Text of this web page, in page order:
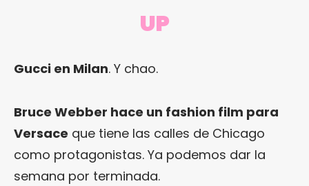
UP
Gucci en Milan. Y chao.
Bruce Webber hace un fashion film para
Versace que tiene las calles de Chicago
como protagonistas. Ya podemos dar la
semana por terminada.